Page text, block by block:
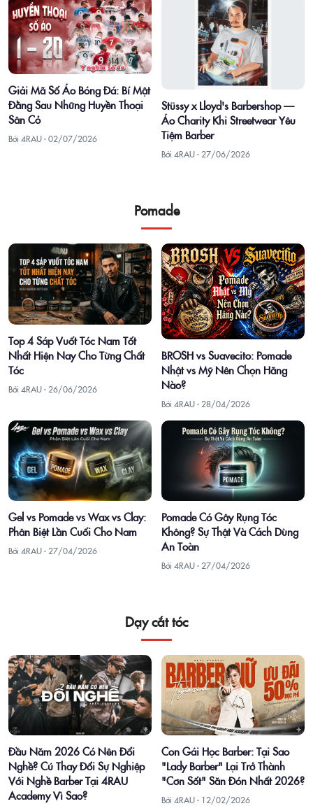
Giải Mã Số Áo Bóng Đá: Bí Mật
Đằng Sau Những Huyền Thoại
Sân Cỏ
Bởi 4RAU ·02/07/2026
Stüssy x Lloyd's Barbershop —
Áo Charity Khi Streetwear Yêu
Tiệm Barber
Bởi 4RAU · 27/06/2026
Pomade
Top 4 Sáp Vuốt Tóc Nam Tốt
Nhất Hiện Nay Cho Từng Chất
Tóc
Bởi 4RAU · 26/06/2026
BROSH vs Suavecito: Pomade
Nhật vs Mỹ Nên Chọn Hãng
Nào?
Bởi 4RAU · 28/04/2026
Gel vs Pomade vs Wax vs Clay:
Phân Biệt Lần Cuối Cho Nam
Bởi 4RAU · 27/04/2026
Pomade Có Gây Rụng Tóc
Không? Sự Thật Và Cách Dùng
An Toàn
Bởi 4RAU · 27/04/2026
Dạy cắt tóc
Đầu Năm 2026 Có Nên Đổi
Nghề? Cú Thay Đổi Sự Nghiệp
Với Nghề Barber Tại 4RAU
Academy Vì Sao?
Con Gái Học Barber: Tại Sao
"Lady Barber" Lại Trở Thành
"Cơn Sốt" Săn Đón Nhất 2026?
Bởi 4RAU · 12/02/2026